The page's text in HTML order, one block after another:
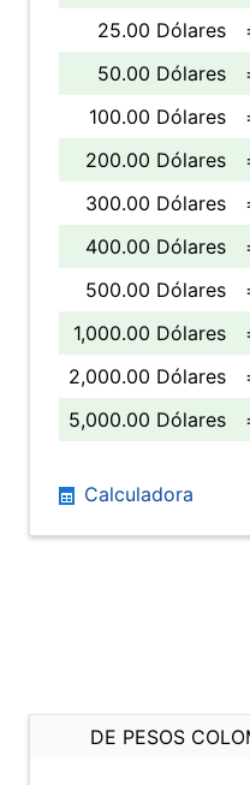
25.00 Dólares
50.00 Dólares
100.00 Dólares
200.00 Dólares
300.00 Dólares
400.00 Dólares
500.00 Dólares
1,000.00 Dólares
2,000.00 Dólares
5,000.00 Dólares
Calculadora
DE PESOS